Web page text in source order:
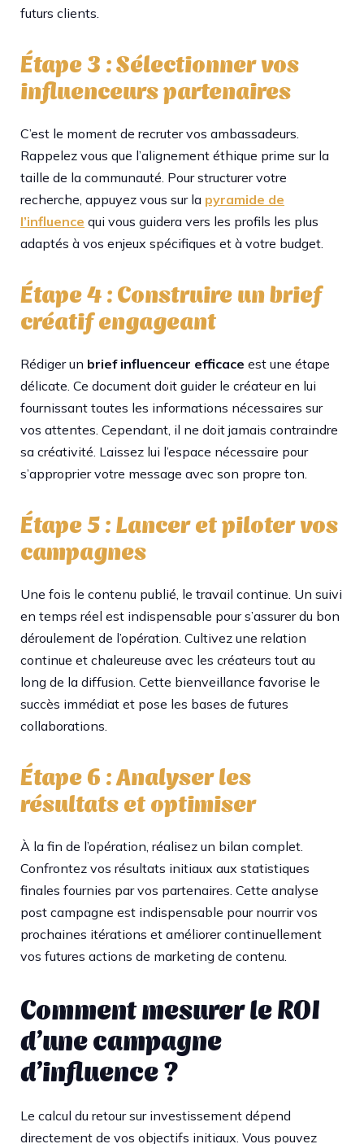
futurs clients.
Étape 3 : Sélectionner vos
influenceurs partenaires
C’est le moment de recruter vos ambassadeurs.
Rappelez vous que l’alignement éthique prime sur la
taille de la communauté. Pour structurer votre
recherche, appuyez vous sur la pyramide de
l’influence qui vous guidera vers les profils les plus
adaptés à vos enjeux spécifiques et à votre budget.
Étape 4 : Construire un brief
créatif engageant
Rédiger un brief influenceur efficace est une étape
délicate. Ce document doit guider le créateur en lui
fournissant toutes les informations nécessaires sur
vos attentes. Cependant, il ne doit jamais contraindre
sa créativité. Laissez lui l’espace nécessaire pour
s’approprier votre message avec son propre ton.
Étape 5 : Lancer et piloter vos
campagnes
Une fois le contenu publié, le travail continue. Un suivi
en temps réel est indispensable pour s’assurer du bon
déroulement de l’opération. Cultivez une relation
continue et chaleureuse avec les créateurs tout au
long de la diffusion. Cette bienveillance favorise le
succès immédiat et pose les bases de futures
collaborations.
Étape 6 : Analyser les
résultats et optimiser
À la fin de l’opération, réalisez un bilan complet.
Confrontez vos résultats initiaux aux statistiques
finales fournies par vos partenaires. Cette analyse
post campagne est indispensable pour nourrir vos
prochaines itérations et améliorer continuellement
vos futures actions de marketing de contenu.
Comment mesurer le ROI
d’une campagne
d’influence ?
Le calcul du retour sur investissement dépend
directement de vos objectifs initiaux. Vous pouvez